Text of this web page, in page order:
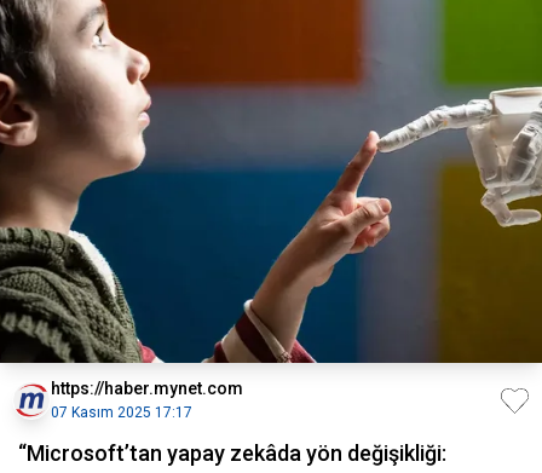
https://haber.mynet.com
07 Kasım 2025 17:17
“Microsoft’tan yapay zekâda yön değişikliği: